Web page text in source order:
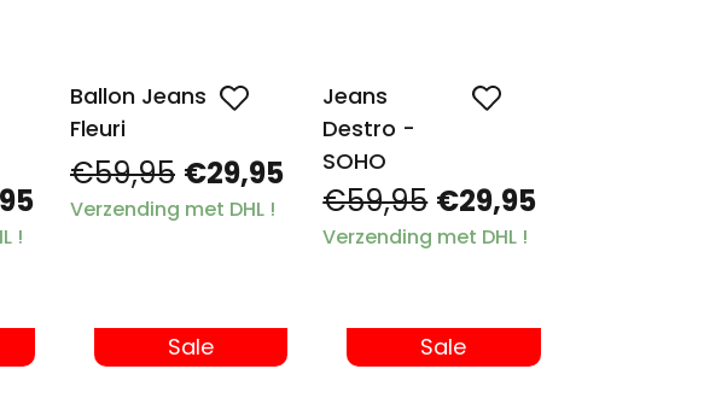
!
Ballon Jeans
Fleuri
€59,95 €29,95
Verzending met DHL !
Jeans
Destro -
SOHO
€59,95 €29,95
Verzending met DHL !
Sale Sale